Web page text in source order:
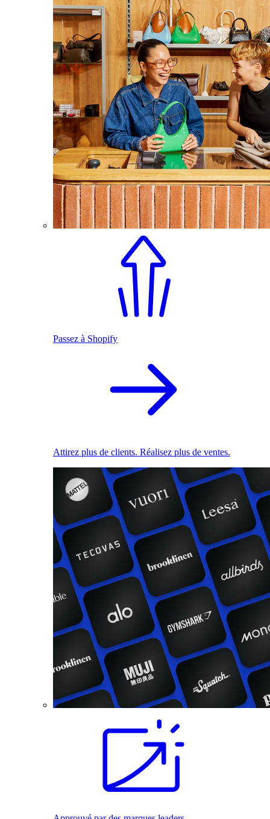
Passez à Shopify
Attirez plus de clients. Réalisez plus de ventes.